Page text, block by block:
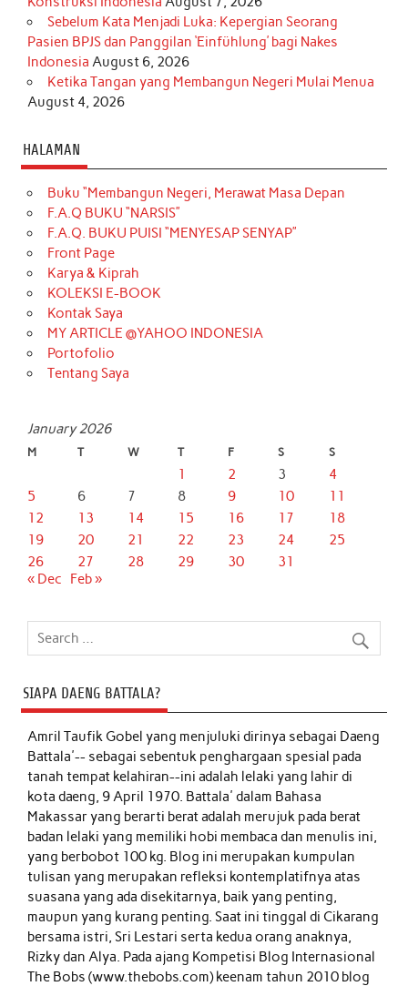
Sebelum Kata Menjadi Luka: Kepergian Seorang
Pasien BPJS dan Panggilan ‘Einfühlung’ bagi Nakes
Indonesia August 6, 2026
Ketika Tangan yang Membangun Negeri Mulai Menua
August 4, 2026
HALAMAN
Buku “Membangun Negeri, Merawat Masa Depan
F.A.Q BUKU “NARSIS”
F.A.Q. BUKU PUISI “MENYESAP SENYAP”
Front Page
Karya & Kiprah
KOLEKSI E-BOOK
Kontak Saya
MY ARTICLE @YAHOO INDONESIA
Portofolio
Tentang Saya
January 2026
M T W T F S S
1 2 3
4
5
6 7 8 9 10
11
12
13 14 15 16 17
18
19
20 21 22 23 24
25
26
27 28 29 30
31
« Dec
Feb »
SIAPA DAENG BATTALA?
Amril Taufik Gobelyang menjuluki dirinya sebagai Daeng
Battala'-- sebagai sebentuk penghargaan spesial pada
tanah tempat kelahiran--ini adalah lelaki yang lahir di
kota daeng, 9 April 1970. Battala' dalam Bahasa
Makassar yang berarti berat adalah merujuk pada berat
badan lelaki yang memiliki hobi membaca dan menulis ini,
yang berbobot 100 kg. Blog ini merupakan kumpulan
tulisan yang merupakan refleksi kontemplatifnya atas
suasana yang ada disekitarnya, baik yang penting,
maupun yang kurang penting. Saat ini tinggal di Cikarang
bersama istri, Sri Lestari serta kedua orang anaknya,
Rizky dan Alya. Pada ajang Kompetisi Blog Internasional
The Bobs (www.thebobs.com) keenam tahun 2010 blog